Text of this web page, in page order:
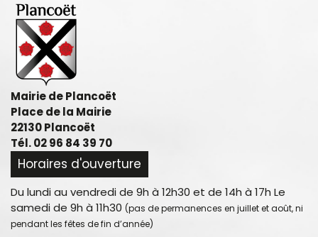
Mairie de Plancoët
Place de la Mairie
22130 Plancoët
Tél. 02 96 84 39 70
Horaires d'ouverture
Du lundi au vendredi de 9h à 12h30 et de 14h à 17h Le
samedi de 9h à 11h30 (pas de permanences en juillet et août, ni
pendant les fêtes de fin d’année)